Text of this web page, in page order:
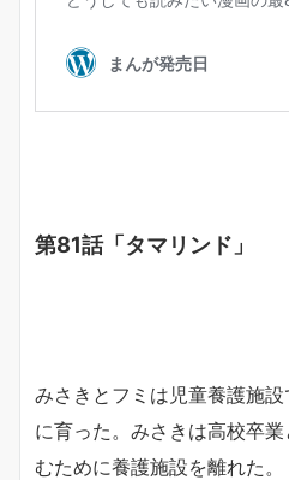
第81話「タマリンド」
みさきとフミは児童養護施
に育った。みさきは高校卒
むために養護施設を離れた。